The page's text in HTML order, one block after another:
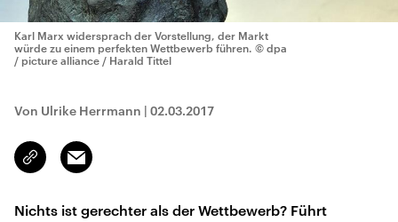
Karl Marx widersprach der Vorstellung, der Markt
würde zu einem perfekten Wettbewerb führen. © dpa
/ picture alliance / Harald Tittel
Von Ulrike Herrmann | 02.03.2017
Link
kopieren/teilen
Email
Nichts ist gerechter als der Wettbewerb? Führt